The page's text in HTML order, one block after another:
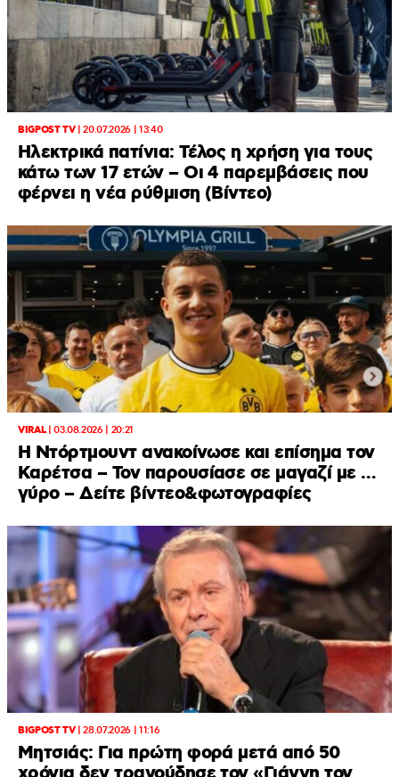
BIGPOST TV|20.07.2026 | 13:40
Ηλεκτρικά πατίνια: Τέλος η χρήση για τους
κάτω των 17 ετών – Οι 4 παρεμβάσεις που
φέρνει η νέα ρύθμιση (Βίντεο)
VIRAL|03.08.2026 | 20:21
Η Ντόρτμουντ ανακοίνωσε και επίσημα τον
Καρέτσα – Τον παρουσίασε σε μαγαζί με …
γύρο – Δείτε βίντεο&φωτογραφίες
BIGPOST TV|28.07.2026 | 11:16
Μητσιάς: Για πρώτη φορά μετά από 50